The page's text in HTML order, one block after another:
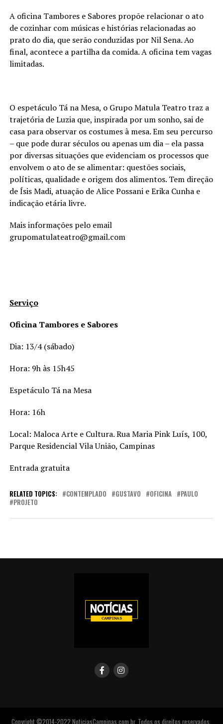
A oficina Tambores e Sabores propõe relacionar o ato
de cozinhar com músicas e histórias relacionadas ao
prato do dia, que serão conduzidas por Nil Sena. Ao
final, acontece a partilha da comida. A oficina tem vagas
limitadas.
O espetáculo Tá na Mesa, o Grupo Matula Teatro traz a
trajetória de Luzia que, inspirada por um sonho, sai de
casa para observar os costumes à mesa. Em seu percurso
– que pode durar séculos ou apenas um dia – ela passa
por diversas situações que evidenciam os processos que
envolvem o ato de se alimentar: questões sociais,
políticas, qualidade e origem dos alimentos. Tem direção
de Ísis Madi, atuação de Alice Possani e Erika Cunha e
indicação etária livre.
Mais informações pelo email
grupomatulateatro@gmail.com
Serviço
Oficina Tambores e Sabores
Dia: 13/4 (sábado)
Hora: 9h às 15h45
Espetáculo Tá na Mesa
Hora: 16h
Local: Maloca Arte e Cultura. Rua Maria Pink Luís, 100,
Parque Residencial Vila União, Campinas
Entrada gratuita
RELATED TOPICS: CONTEMPLADO GUSTAVO OFICINA
PAULO
PROJETO
Copyright ©2014-2022 NoticiasCampinas.com.br. Todos os direitos reservados.